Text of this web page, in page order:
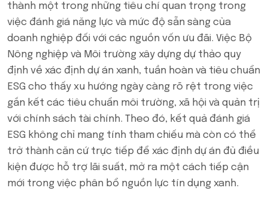
thành một trong những tiêu chí quan trọng trong
việc đánh giá năng lực và mức độ sẵn sàng của
doanh nghiệp đối với các nguồn vốn ưu đãi. Việc Bộ
Nông nghiệp và Môi trường xây dựng dự thảo quy
định về xác định dự án xanh, tuần hoàn và tiêu chuẩn
ESG cho thấy xu hướng ngày càng rõ rệt trong việc
gắn kết các tiêu chuẩn môi trường, xã hội và quản trị
với chính sách tài chính. Theo đó, kết quả đánh giá
ESG không chỉ mang tính tham chiếu mà còn có thể
trở thành căn cứ trực tiếp để xác định dự án đủ điều
kiện được hỗ trợ lãi suất, mở ra một cách tiếp cận
mới trong việc phân bổ nguồn lực tín dụng xanh.